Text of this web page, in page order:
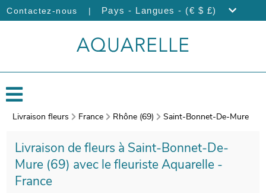
Contactez-nous | Pays - Langues - (€ $ £)
Livraison fleurs France Rhône (69) Saint-Bonnet-De-Mure
Livraison de fleurs à Saint-Bonnet-De-
Mure (69) avec le fleuriste Aquarelle -
France